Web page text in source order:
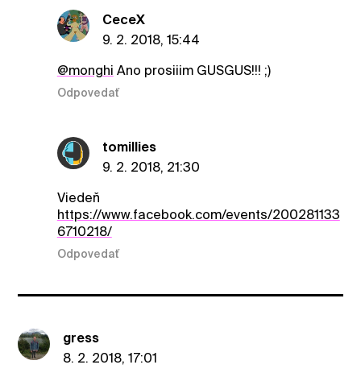
CeceX
9. 2. 2018, 15:44
@monghi Ano prosiiim GUSGUS!!! ;)
Odpovedať
tomillies
9. 2. 2018, 21:30
Viedeň
https://www.facebook.com/events/200281133
6710218/
Odpovedať
gress
8. 2. 2018, 17:01